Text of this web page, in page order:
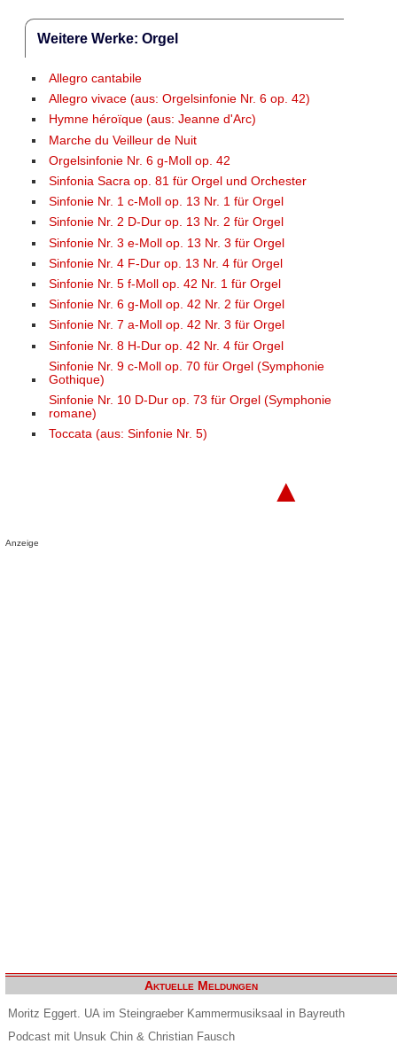
Weitere Werke: Orgel
Allegro cantabile
Allegro vivace (aus: Orgelsinfonie Nr. 6 op. 42)
Hymne héroïque (aus: Jeanne d'Arc)
Marche du Veilleur de Nuit
Orgelsinfonie Nr. 6 g-Moll op. 42
Sinfonia Sacra op. 81 für Orgel und Orchester
Sinfonie Nr. 1 c-Moll op. 13 Nr. 1 für Orgel
Sinfonie Nr. 2 D-Dur op. 13 Nr. 2 für Orgel
Sinfonie Nr. 3 e-Moll op. 13 Nr. 3 für Orgel
Sinfonie Nr. 4 F-Dur op. 13 Nr. 4 für Orgel
Sinfonie Nr. 5 f-Moll op. 42 Nr. 1 für Orgel
Sinfonie Nr. 6 g-Moll op. 42 Nr. 2 für Orgel
Sinfonie Nr. 7 a-Moll op. 42 Nr. 3 für Orgel
Sinfonie Nr. 8 H-Dur op. 42 Nr. 4 für Orgel
Sinfonie Nr. 9 c-Moll op. 70 für Orgel (Symphonie
Gothique)
Sinfonie Nr. 10 D-Dur op. 73 für Orgel (Symphonie
romane)
Toccata (aus: Sinfonie Nr. 5)
▲
Anzeige
Aktuelle Meldungen
Moritz Eggert. UA im Steingraeber Kammermusiksaal in Bayreuth
Podcast mit Unsuk Chin & Christian Fausch